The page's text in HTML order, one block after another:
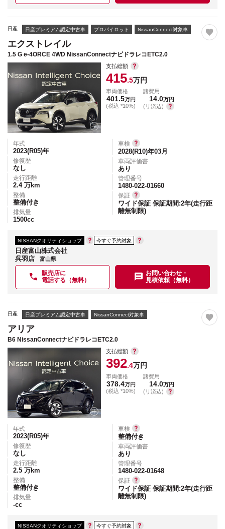
日産 日産プレミアム認定中古車 プロパイロット NissanConnect対象車
エクストレイル
1.5 G e-4ORCE 4WD NissanConnectナビドラレコETC2.0
支払総額
415.5万円
車両価格
401.5万円
(税込 *10%)
諸費用
14.0万円
(リ済込)
年式
2023(R05)年
修復歴
なし
走行距離
2.4 万km
整備
整備付き
排気量
1500cc
車検
2028(R10)年03月
車両評価書
あり
管理番号
1480-022-01660
保証
ワイド保証 保証期間:2年(走行距
離無制限)
NISSANクオリティショップ 今すぐ予約対象
日産富山株式会社
呉羽店
富山県
販売店に
電話する（無料）
お問い合わせ・
見積依頼（無料）
日産 日産プレミアム認定中古車 NissanConnect対象車
アリア
B6 NissanConnectナビドラレコETC2.0
支払総額
392.4万円
車両価格
378.4万円
(税込 *10%)
諸費用
14.0万円
(リ済込)
年式
2023(R05)年
修復歴
なし
走行距離
2.5 万km
整備
整備付き
排気量
-cc
車検
整備付き
車両評価書
あり
管理番号
1480-022-01648
保証
ワイド保証 保証期間:2年(走行距
離無制限)
NISSANクオリティショップ 今すぐ予約対象